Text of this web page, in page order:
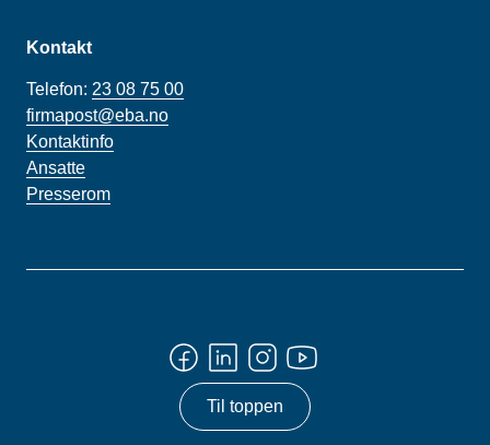
Kontakt
Telefon: 23 08 75 00
firmapost@eba.no
Kontaktinfo
Ansatte
Presserom
Til toppen